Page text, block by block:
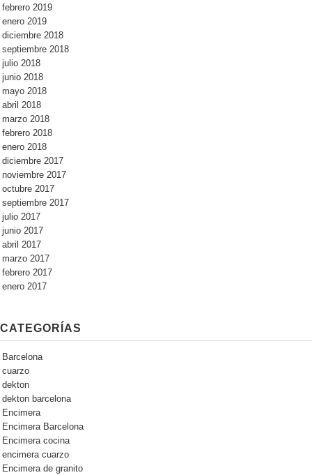
febrero 2019
enero 2019
diciembre 2018
septiembre 2018
julio 2018
junio 2018
mayo 2018
abril 2018
marzo 2018
febrero 2018
enero 2018
diciembre 2017
noviembre 2017
octubre 2017
septiembre 2017
julio 2017
junio 2017
abril 2017
marzo 2017
febrero 2017
enero 2017
CATEGORÍAS
Barcelona
cuarzo
dekton
dekton barcelona
Encimera
Encimera Barcelona
Encimera cocina
encimera cuarzo
Encimera de granito